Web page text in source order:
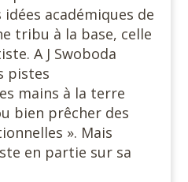
académiques de
tribu à la base, celle
A J Swoboda
pistes
mains à la terre
bien prêcher des
». Mais
en partie sur sa